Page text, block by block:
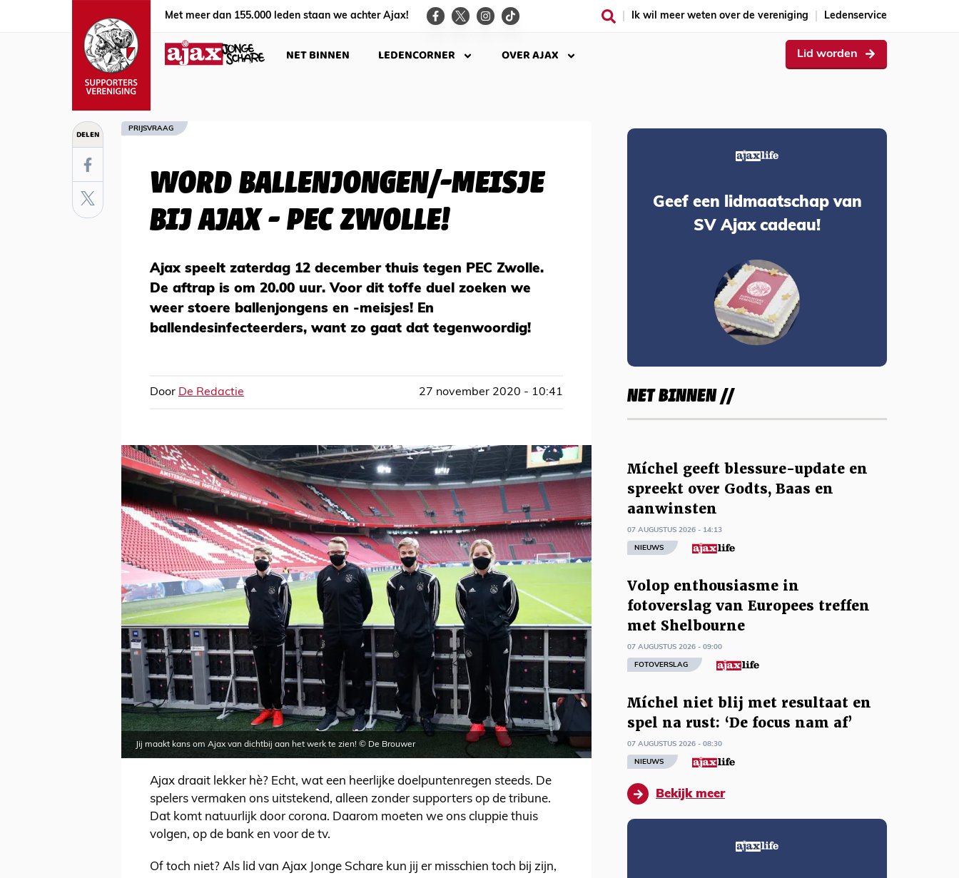
Met meer dan 155.000 leden staan we achter Ajax! Ik wil meer weten over de vereniging Ledenservice
NET BINNEN LEDENCORNER OVER AJAX Lid worden
DELEN PRIJSVRAAG
WORD BALLENJONGEN/-MEISJE
BIJ AJAX - PEC ZWOLLE!
Ajax speelt zaterdag 12 december thuis tegen PEC Zwolle.
De aftrap is om 20.00 uur. Voor dit toffe duel zoeken we
weer stoere ballenjongens en -meisjes! En
ballendesinfecteerders, want zo gaat dat tegenwoordig!
Door De Redactie 27 november 2020 - 10:41
Jij maakt kans om Ajax van dichtbij aan het werk te zien! © De Brouwer
Ajax draait lekker hè? Echt, wat een heerlijke doelpuntenregen steeds. De
spelers vermaken ons uitstekend, alleen zonder supporters op de tribune.
Dat komt natuurlijk door corona. Daarom moeten we ons cluppie thuis
volgen, op de bank en voor de tv.
Of toch niet? Als lid van Ajax Jonge Schare kun jij er misschien toch bij zijn,
Geef een lidmaatschap van
SV Ajax cadeau!
NET BINNEN //
Míchel geeft blessure-update en
spreekt over Godts, Baas en
aanwinsten
07 AUGUSTUS 2026 - 14:13
NIEUWS
Volop enthousiasme in
fotoverslag van Europees treffen
met Shelbourne
07 AUGUSTUS 2026 - 09:00
FOTOVERSLAG
Míchel niet blij met resultaat en
spel na rust: ‘De focus nam af’
07 AUGUSTUS 2026 - 08:30
NIEUWS
Bekijk meer